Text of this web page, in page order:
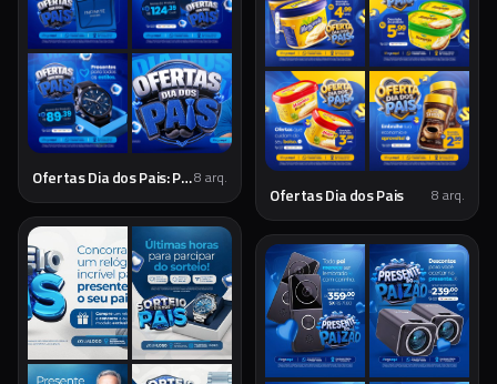
Ofertas Dia dos Pais: Presentes Especiais8 arq.
Ofertas Dia dos Pais 8 arq.